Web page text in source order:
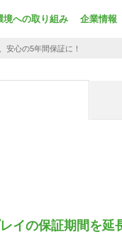
境への取り組み 企業情報
安心の5年間保証に！
イの保証期間を延